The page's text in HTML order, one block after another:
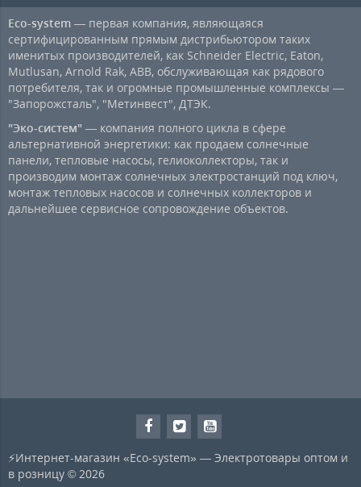
Eco-system — первая компания, являющаяся
сертифицированным прямым дистрибьютором таких
именитых производителей, как Schneider Electric, Eaton,
Mutlusan, Arnold Rak, ABB, обслуживающая как рядового
потребителя, так и огромные промышленные комплексы —
"Запорожсталь", "Метинвест", ДТЭК.
"Эко-систем" — компания полного цикла в сфере
альтернативной энергетики: как продаем солнечные
панели, тепловые насосы, гелиоколлекторы, так и
производим монтаж солнечных электростанций под ключ,
монтаж тепловых насосов и солнечных коллекторов и
дальнейшее сервисное сопровождение объектов.
⚡Интернет-магазин «Eco-system» — Электротовары оптом и
в розницу © 2026